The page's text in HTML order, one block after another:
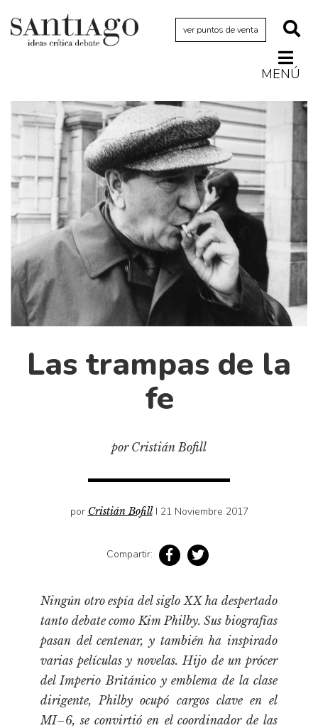
ver puntos de venta
MENÚ
Actualidad
Archivo Cenfoto-UDP
Arquetipos de situación
Artes visuales
Ciencia
Cine y televisión
Ciudad
Cómics
Críticas
Cultura
Documentos
Historia material de los libros
Lagunas mentales
Narrativas visuales
Pensamiento
Pensamiento ilustrado
Personaje
Personajes secundarios
Política
Las trampas de la
fe
por Cristián Bofill
por Cristián Bofill I 21 Noviembre 2017
Compartir:
Ningún otro espía del siglo XX ha despertado
tanto debate como Kim Philby. Sus biografías
pasan del centenar, y también ha inspirado
varias películas y novelas. Hijo de un prócer
del Imperio Británico y emblema de la clase
dirigente, Philby ocupó cargos clave en el
MI–6, se convirtió en el coordinador de las